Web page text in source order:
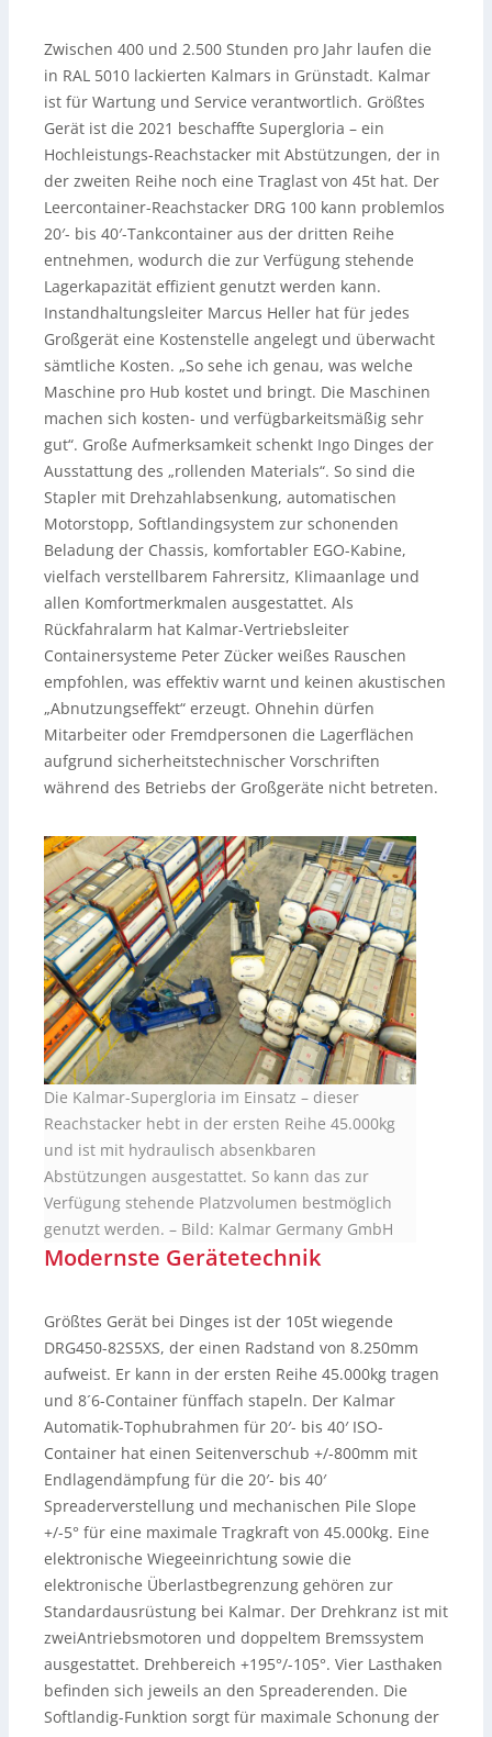
Zwischen 400 und 2.500 Stunden pro Jahr laufen die
in RAL 5010 lackierten Kalmars in Grünstadt. Kalmar
ist für Wartung und Service verantwortlich. Größtes
Gerät ist die 2021 beschaffte Supergloria – ein
Hochleistungs-Reachstacker mit Abstützungen, der in
der zweiten Reihe noch eine Traglast von 45t hat. Der
Leercontainer-Reachstacker DRG 100 kann problemlos
20′- bis 40′-Tankcontainer aus der dritten Reihe
entnehmen, wodurch die zur Verfügung stehende
Lagerkapazität effizient genutzt werden kann.
Instandhaltungsleiter Marcus Heller hat für jedes
Großgerät eine Kostenstelle angelegt und überwacht
sämtliche Kosten. „So sehe ich genau, was welche
Maschine pro Hub kostet und bringt. Die Maschinen
machen sich kosten- und verfügbarkeitsmäßig sehr
gut“. Große Aufmerksamkeit schenkt Ingo Dinges der
Ausstattung des „rollenden Materials“. So sind die
Stapler mit Drehzahlabsenkung, automatischen
Motorstopp, Softlandingsystem zur schonenden
Beladung der Chassis, komfortabler EGO-Kabine,
vielfach verstellbarem Fahrersitz, Klimaanlage und
allen Komfortmerkmalen ausgestattet. Als
Rückfahralarm hat Kalmar-Vertriebsleiter
Containersysteme Peter Zücker weißes Rauschen
empfohlen, was effektiv warnt und keinen akustischen
„Abnutzungseffekt“ erzeugt. Ohnehin dürfen
Mitarbeiter oder Fremdpersonen die Lagerflächen
aufgrund sicherheitstechnischer Vorschriften
während des Betriebs der Großgeräte nicht betreten.
Die Kalmar-Supergloria im Einsatz – dieser
Reachstacker hebt in der ersten Reihe 45.000kg
und ist mit hydraulisch absenkbaren
Abstützungen ausgestattet. So kann das zur
Verfügung stehende Platzvolumen bestmöglich
genutzt werden. – Bild: Kalmar Germany GmbH
Modernste Gerätetechnik
Größtes Gerät bei Dinges ist der 105t wiegende
DRG450-82S5XS, der einen Radstand von 8.250mm
aufweist. Er kann in der ersten Reihe 45.000kg tragen
und 8´6-Container fünffach stapeln. Der Kalmar
Automatik-Tophubrahmen für 20′- bis 40′ ISO-
Container hat einen Seitenverschub +/-800mm mit
Endlagendämpfung für die 20′- bis 40′
Spreaderverstellung und mechanischen Pile Slope
+/-5° für eine maximale Tragkraft von 45.000kg. Eine
elektronische Wiegeeinrichtung sowie die
elektronische Überlastbegrenzung gehören zur
Standardausrüstung bei Kalmar. Der Drehkranz ist mit
zweiAntriebsmotoren und doppeltem Bremssystem
ausgestattet. Drehbereich +195°/-105°. Vier Lasthaken
befinden sich jeweils an den Spreaderenden. Die
Softlandig-Funktion sorgt für maximale Schonung der